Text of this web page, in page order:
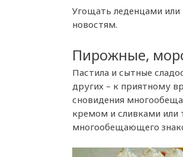
Угощать леденцами
новостям.
Пирожные,
Пастила и сытные
других – к приятному
сновидения
кремом и сливками или
многообещающего